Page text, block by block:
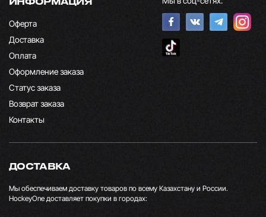
Оферта
Доставка
Оплата
Оформление заказа
Статус заказа
Возврат заказа
Контакты
ДОСТАВКА
Мы обеспечиваем доставку товаров по всему Казахстану и России.
HockeyOne доставляет покупки в городах: